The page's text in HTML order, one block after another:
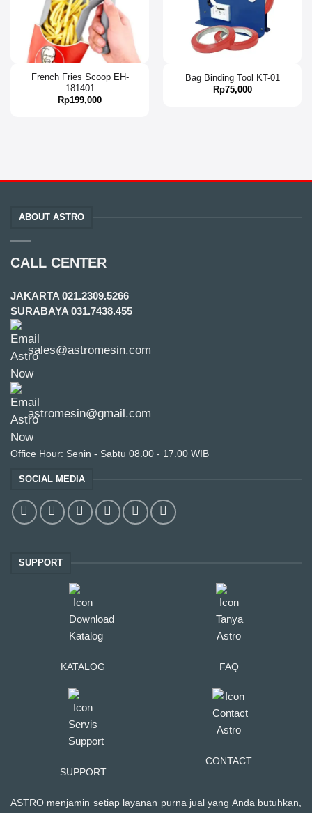
French Fries Scoop EH-
181401
Rp199,000
Bag Binding Tool KT-01
Rp75,000
ABOUT ASTRO
CALL CENTER
JAKARTA021.2309.5266
SURABAYA031.7438.455
sales@astromesin.com
astromesin@gmail.com
Office Hour: Senin - Sabtu 08.00 - 17.00 WIB
SOCIAL MEDIA
SUPPORT
KATALOG FAQ
SUPPORT
CONTACT
ASTRO menjamin setiap layanan purna jual yang Anda butuhkan,